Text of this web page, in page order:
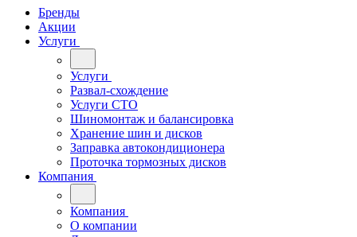
Бренды
Акции
Услуги
Услуги
Развал-схождение
Услуги СТО
Шиномонтаж и балансировка
Хранение шин и дисков
Заправка автокондиционера
Проточка тормозных дисков
Компания
Компания
О компании